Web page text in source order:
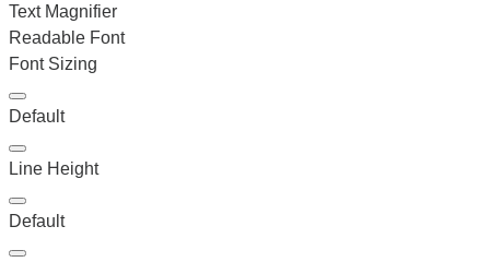
Text Magnifier
Readable Font
Font Sizing
Default
Line Height
Default